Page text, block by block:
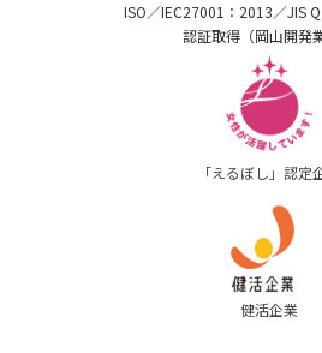
ISO／IEC27001：2013／JIS
認証取得（岡山開発
「えるぼし」認定
健活企業